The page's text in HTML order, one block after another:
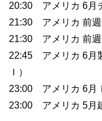
20:30 アメリカ 6月
21:30 アメリカ 前週
21:30 アメリカ 前週
22:45 アメリカ 6月
Ｉ）
23:00 アメリカ 6
23:00 アメリカ 5月